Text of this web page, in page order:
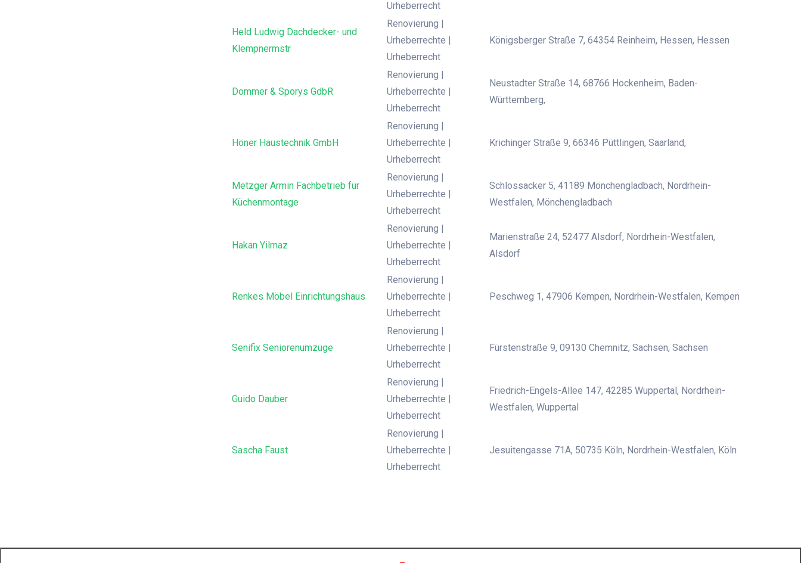
Urheberrecht
Held Ludwig Dachdecker- und
Klempnermstr
Renovierung |
Urheberrechte |
Urheberrecht
Königsberger Straße 7, 64354 Reinheim, Hessen, Hessen
Dommer & Sporys GdbR
Renovierung |
Urheberrechte |
Urheberrecht
Neustadter Straße 14, 68766 Hockenheim, Baden-
Württemberg,
Höner Haustechnik GmbH
Renovierung |
Urheberrechte |
Urheberrecht
Krichinger Straße 9, 66346 Püttlingen, Saarland,
Metzger Armin Fachbetrieb für
Küchenmontage
Renovierung |
Urheberrechte |
Urheberrecht
Schlossacker 5, 41189 Mönchengladbach, Nordrhein-
Westfalen, Mönchengladbach
Hakan Yilmaz
Renovierung |
Urheberrechte |
Urheberrecht
Marienstraße 24, 52477 Alsdorf, Nordrhein-Westfalen,
Alsdorf
Renkes Möbel Einrichtungshaus
Renovierung |
Urheberrechte |
Urheberrecht
Peschweg 1, 47906 Kempen, Nordrhein-Westfalen, Kempen
Senifix Seniorenumzüge
Renovierung |
Urheberrechte |
Urheberrecht
Fürstenstraße 9, 09130 Chemnitz, Sachsen, Sachsen
Guido Dauber
Renovierung |
Urheberrechte |
Urheberrecht
Friedrich-Engels-Allee 147, 42285 Wuppertal, Nordrhein-
Westfalen, Wuppertal
Sascha Faust
Renovierung |
Urheberrechte |
Urheberrecht
Jesuitengasse 71A, 50735 Köln, Nordrhein-Westfalen, Köln